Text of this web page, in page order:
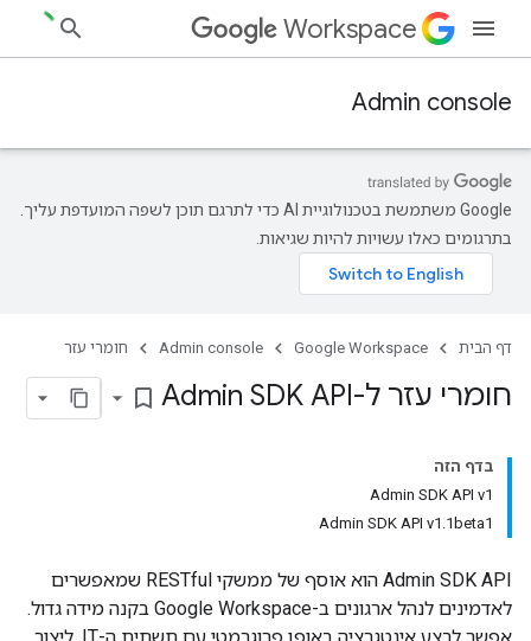
Workspace
Admin console
‫Google משתמשת בטכנולוגיית AI כדי לתרגם תוכן לשפה המועדפת עליך.
בתרגומים כאלו עשויות להיות שגיאות.
דף הבית Google Workspace
Admin console חומרי עזר
חומרי עזר ל-Admin SDK API bookmark_border
בדף הזה
Admin SDK API v1
Admin SDK API v1.1beta1
‫Admin SDK API הוא אוסף של ממשקי RESTful שמאפשרים
לאדמינים לנהל ארגונים ב-Google Workspace בקנה מידה גדול.